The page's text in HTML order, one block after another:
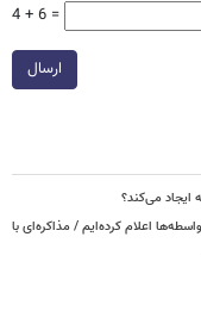
4 + 6 =
ارسال
ایجاد می‌کند؟
اعلام کرده‌ایم / مذاکره‌ای با